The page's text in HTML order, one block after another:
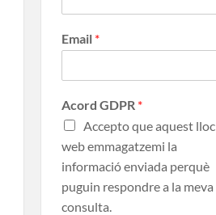
Email *
Acord GDPR *
Accepto que aquest lloc
web emmagatzemi la
informació enviada perquè
puguin respondre a la meva
consulta.